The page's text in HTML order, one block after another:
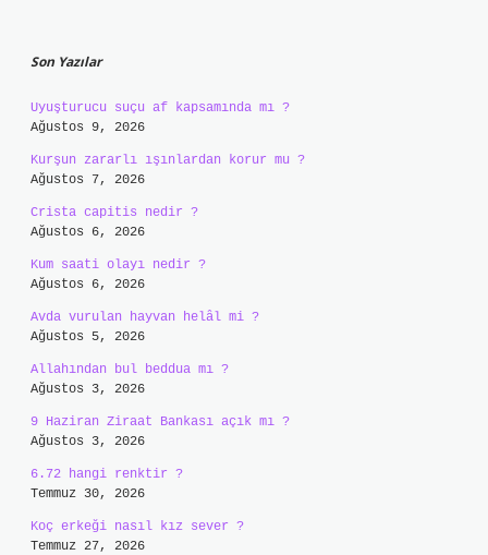
Son Yazılar
Uyuşturucu suçu af kapsamında mı ?
Ağustos 9, 2026
Kurşun zararlı ışınlardan korur mu ?
Ağustos 7, 2026
Crista capitis nedir ?
Ağustos 6, 2026
Kum saati olayı nedir ?
Ağustos 6, 2026
Avda vurulan hayvan helâl mi ?
Ağustos 5, 2026
Allahından bul beddua mı ?
Ağustos 3, 2026
9 Haziran Ziraat Bankası açık mı ?
Ağustos 3, 2026
6.72 hangi renktir ?
Temmuz 30, 2026
Koç erkeği nasıl kız sever ?
Temmuz 27, 2026